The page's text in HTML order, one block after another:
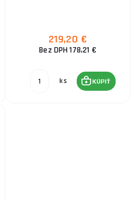
219,20 €
Bez DPH 178,21 €
ks KÚPIŤ